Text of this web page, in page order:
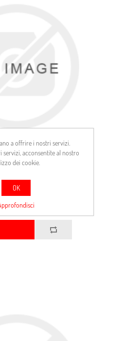
ABS
a offrire i nostri servizi.
servizi, acconsentite al nostro
dei cookie.
OK